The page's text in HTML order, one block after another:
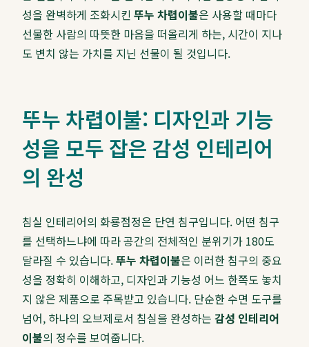
성을 완벽하게 조화시킨 뚜누 차렵이불은 사용할 때마다
선물한 사람의 따뜻한 마음을 떠올리게 하는, 시간이 지나
도 변치 않는 가치를 지닌 선물이 될 것입니다.
뚜누 차렵이불: 디자인과 기능
성을 모두 잡은 감성 인테리어
의 완성
침실 인테리어의 화룡점정은 단연 침구입니다. 어떤 침구
를 선택하느냐에 따라 공간의 전체적인 분위기가 180도
달라질 수 있습니다.뚜누 차렵이불은 이러한 침구의 중요
성을 정확히 이해하고, 디자인과 기능성 어느 한쪽도 놓치
지 않은 제품으로 주목받고 있습니다. 단순한 수면 도구를
넘어, 하나의 오브제로서 침실을 완성하는 감성 인테리어
이불의 정수를 보여줍니다.